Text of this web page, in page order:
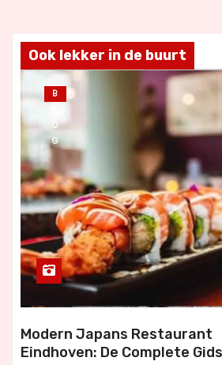
Ook lekker in de buurt
B
O
G
Modern Japans Restaurant
Eindhoven: De Complete